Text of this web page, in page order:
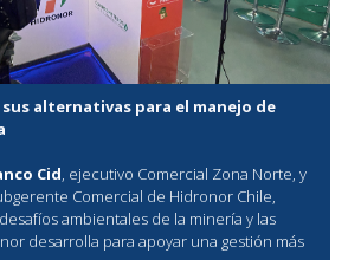
alternativas para el manejo de
Cid, ejecutivo Comercial Zona Norte, y
Comercial de Hidronor Chile,
ambientales de la minería y las
desarrolla para apoyar una gestión más